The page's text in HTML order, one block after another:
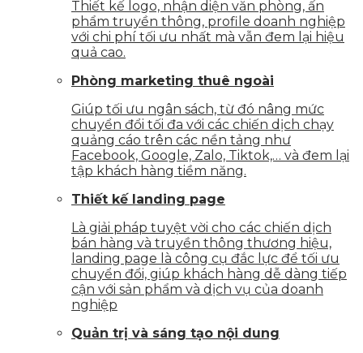
Thiết kế logo, nhận diện văn phòng, ấn
phẩm truyền thông, profile doanh nghiệp
với chi phí tối ưu nhất mà vẫn đem lại hiệu
quả cao.
Phòng marketing thuê ngoài
Giúp tối ưu ngân sách, từ đó nâng mức
chuyển đổi tối đa với các chiến dịch chạy
quảng cáo trên các nền tảng như
Facebook, Google, Zalo, Tiktok,… và đem lại
tập khách hàng tiềm năng.
Thiết kế landing page
Là giải pháp tuyệt vời cho các chiến dịch
bán hàng và truyền thông thương hiệu,
landing page là công cụ đắc lực để tối ưu
chuyển đổi, giúp khách hàng dễ dàng tiếp
cận với sản phẩm và dịch vụ của doanh
nghiệp
Quản trị và sáng tạo nội dung